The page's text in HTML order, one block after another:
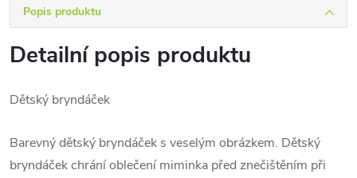
Popis produktu
Detailní popis produktu
Dětský bryndáček
Barevný dětský bryndáček s veselým obrázkem. Dětský
bryndáček chrání oblečení miminka před znečištěním při